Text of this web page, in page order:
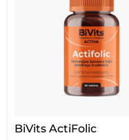
BiVits ActiFolic